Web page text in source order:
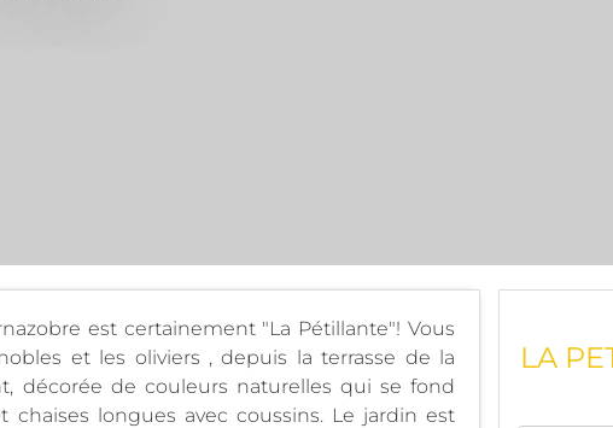
est certainement "La Pétillante"! Vous
et les oliviers , depuis la terrasse de la
décorée de couleurs naturelles qui se fond
longues avec coussins. Le jardin est
LA